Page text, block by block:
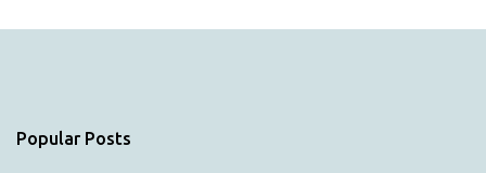
s
Popular Posts